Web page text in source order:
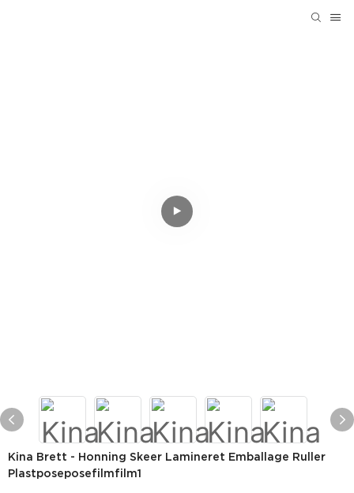
Kina Brett - Honning Skeer Lamineret Emballage Ruller
Plastposeposefilmfilm1